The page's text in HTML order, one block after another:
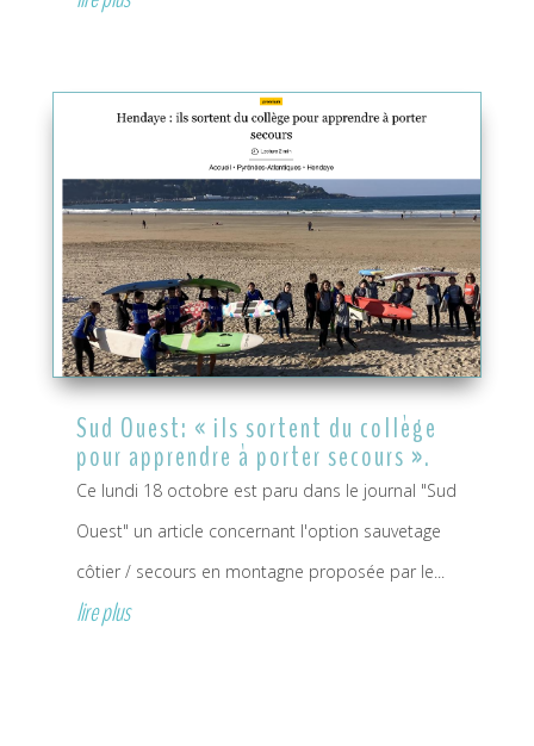
Sud Ouest: « ils sortent du collège
pour apprendre à porter secours ».
Ce lundi 18 octobre est paru dans le journal "Sud
Ouest" un article concernant l'option sauvetage
côtier / secours en montagne proposée par le...
lire plus